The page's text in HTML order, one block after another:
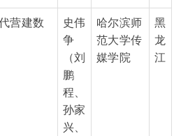
营建数
史伟
争
（刘
鹏
程、
孙家
兴、
哈尔滨师
范大学传
媒学院
黑
龙
江